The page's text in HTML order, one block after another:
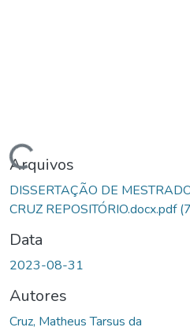
Arquivos
DISSERTAÇÃO DE
CRUZ REPOSITÓRIO.docx.pdf
Data
2023-08-31
Autores
Cruz, Matheus Tarsus da